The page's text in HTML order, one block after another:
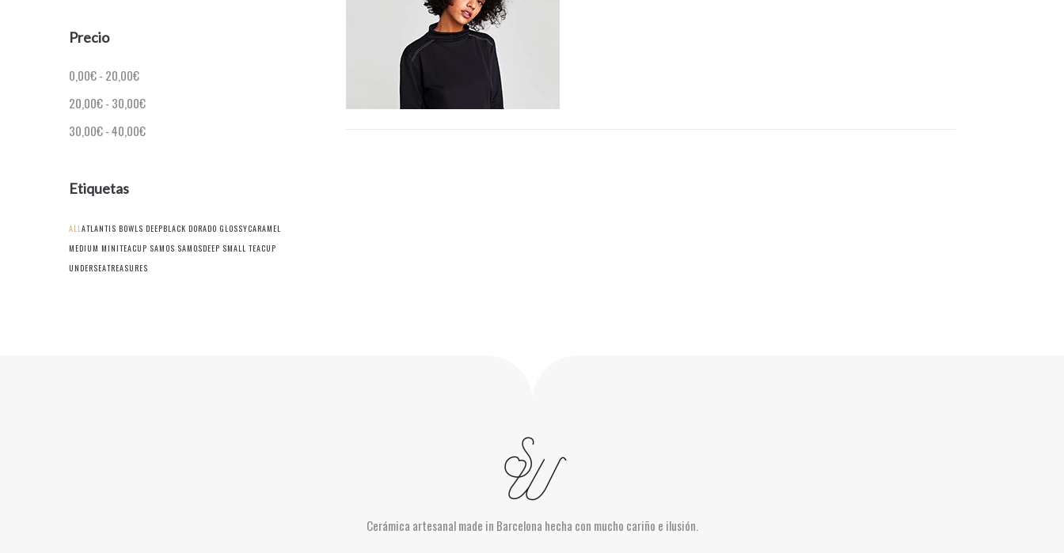
Precio
0,00€- 20,00€
20,00€- 30,00€
30,00€-40,00€
Etiquetas
ALLATLANTIS BOWLS DEEPBLACK DORADO GLOSSYCARAMEL
MEDIUM MINITEACUP SAMOS SAMOSDEEP SMALL TEACUP
UNDERSEATREASURES
Cerámica artesanal made in Barcelona hecha con mucho cariño e ilusión.